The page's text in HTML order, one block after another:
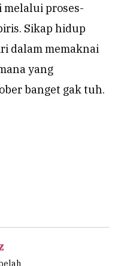
melalui proses-
Sikap hidup
dalam memaknai
yang
banget gak tuh.